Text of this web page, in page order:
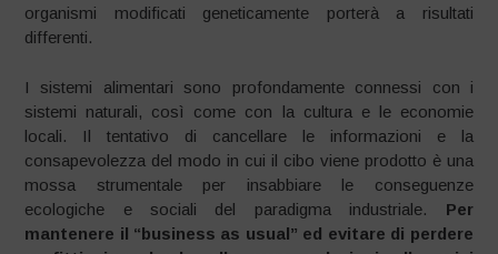
organismi modificati geneticamente porterà a risultati
differenti.
I sistemi alimentari sono profondamente connessi con i
sistemi naturali, così come con la cultura e le economie
locali. Il tentativo di cancellare le informazioni e la
consapevolezza del modo in cui il cibo viene prodotto è una
mossa strumentale per insabbiare le conseguenze
ecologiche e sociali del paradigma industriale. Per
mantenere il “business as usual” ed evitare di perdere